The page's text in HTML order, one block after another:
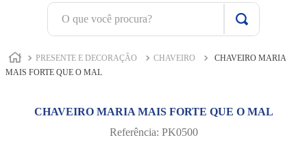
O que você procura?
PRESENTE E DECORAÇÃO CHAVEIRO
CHAVEIRO MARIA
MAIS FORTE QUE O MAL
CHAVEIRO MARIA MAIS FORTE QUE O MAL
Referência: PK0500
TERMOS MAIS BUSCADOS
3º
biblia